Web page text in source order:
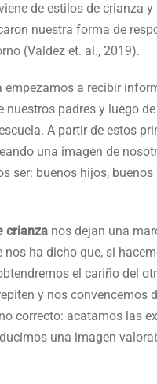
de estilos de crianza y
nuestra forma de
(Valdez et. al., 2019).
empezamos a recibir
nuestros padres y luego
A partir de estos
una imagen de
ser: buenos hijos,
crianzanos dejan una
nos ha dicho que, si
el cariño del
y nos convencemos
correcto: acatamos las
una imagen